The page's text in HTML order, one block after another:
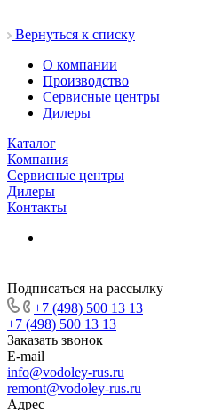
Вернуться к списку
О компании
Производство
Сервисные центры
Дилеры
Каталог
Компания
Сервисные центры
Дилеры
Контакты
Подписаться на рассылку
+7 (498) 500 13 13
+7 (498) 500 13 13
Заказать звонок
E-mail
info@vodoley-rus.ru
remont@vodoley-rus.ru
Адрес